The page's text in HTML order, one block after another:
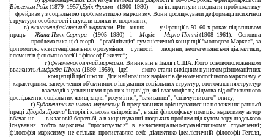
Вільгельм Рейх(1879–1957),Еріх Фромм (1900–1980)
та ін. прагнули поєднати проблематику
фрейдизму з соціальною проблематикою марксизму. Вони досліджували деформації психічної
структури особистості і шукали шляхи їх подолання;
у Франції в 50–60-х роках під впливом
в) екзистенціалістський марксизм. Він виник
праць Жана-Поля Сартра (1905–1980) і Моріс Мерло-Понті(1908–1961). Основна
проблематика цієї теорії – "реабілітація" гуманістичної концепції "молодого Маркса", за
допомогою екзистенціонального розуміння сутності
людини, неогегельянської діалектики,
елементів феноменології і “філософії життя”;
г)феноменологічний марксизм.Виник він в Італії і США. Його основоположником
вважаютьАльфреда Шюца (1899–1959), ідеї
якого стали вихідним пунктом різноманітних
концепцій цієї школи. Для найновіших варіантів феноменологічного марксизму є
характерним: заперечення об'єктивного існування соціальних структур; ототожнення структур
взаємодії з уявленнями про них індивідів, які взаємодіють; відмова від об'єктивного
дослідження соціальних явищ задля "розуміння", "вживання", "співчутливого" опису;
ґ)Будапештська школа марксизму.Її представники орієнтувалися на положення ранньої
праці Дйордя Лукача"Історія і класова свідомість", в якій філософську позицію марксизму автор
вбачає не
в класовій боротьбі, а в акцентуванні людських проблем під кутом зору людського
існування,
тобто марксизм "прочитується" в екзистенціально-гуманістичному
тлумаченні;
філософія марксизму не стільки протиставляє себе діалектико-ідеалістичній філософії Гегеля,